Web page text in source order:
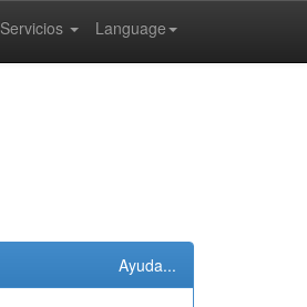
Language
Servicios
Ayuda...